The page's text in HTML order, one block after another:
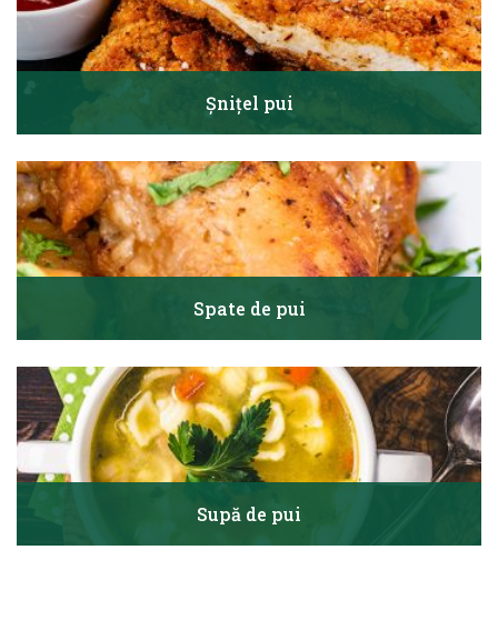
Șnițel pui
Spate de pui
Supă de pui